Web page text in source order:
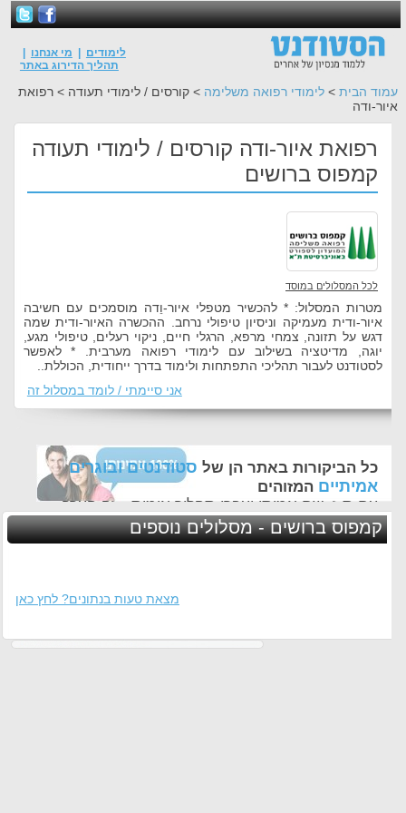
לימודים מי אנחנו
תהליך הדירוג באתר
עמוד הבית > לימודי רפואה משלימה > קורסים / לימודי תעודה > רפואת
איור-ודה
רפואת איור-ודה קורסים / לימודי תעודה
קמפוס ברושים
לכל המסלולים במוסד
מטרות המסלול: * להכשיר מטפלי איור-וֵדה מוסמכים עם חשיבה
איור-ודית מעמיקה וניסיון טיפולי נרחב. ההכשרה האיור-ודית שמה
דגש על תזונה, צמחי מרפא, הרגלי חיים, ניקוי רעלים, טיפולי מגע,
יוגה, מדיטציה בשילוב עם לימודי רפואה מערבית. * לאפשר
לסטודנט לעבור תהליכי התפתחות ולימוד בדרך ייחודית, הכוללת..
אני סיימתי / לומד במסלול זה
כל הביקורות באתר הן של סטודנטים ובוגרים
אמיתיים המזוהים
עם ת.ז, שם אמיתי ועברו תהליך אימות - זה הערך
החשוב לנו ביותר באתר
קמפוס ברושים - מסלולים נוספים
מצאת טעות בנתונים? לחץ כאן